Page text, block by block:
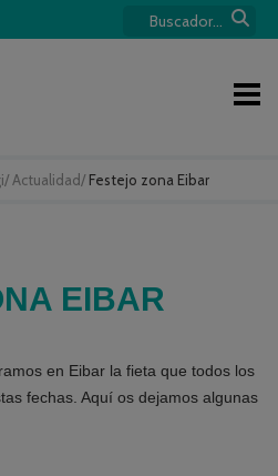
/ Actualidad/ Festejo zona Eibar
EIBAR
en Eibar la fieta que todos los
fechas. Aquí os dejamos algunas